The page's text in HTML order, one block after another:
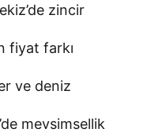
zincir
fiyat farkı
ve deniz
mevsimsellik